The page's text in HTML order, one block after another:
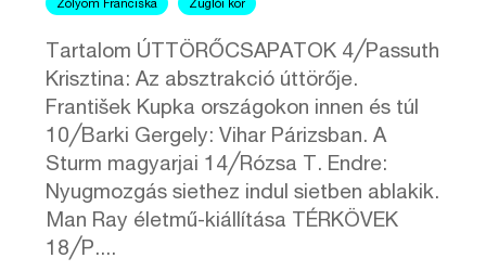
Zólyom Franciska Zuglói kör
Tartalom ÚTTÖRŐCSAPATOK 4╱Passuth
Krisztina: Az absztrakció úttörője.
František Kupka országokon innen és túl
10╱Barki Gergely: Vihar Párizsban. A
Sturm magyarjai 14╱Rózsa T. Endre:
Nyugmozgás siethez indul sietben ablakik.
Man Ray életmű-kiállítása TÉRKÖVEK
18╱P....